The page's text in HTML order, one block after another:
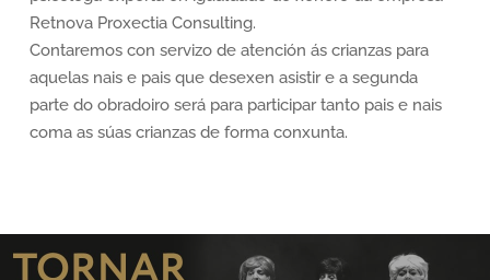
Retnova Proxectia Consulting.
Contaremos con servizo de atención ás crianzas para
aquelas nais e pais que desexen asistir e a segunda
parte do obradoiro será para participar tanto pais e nais
coma as súas crianzas de forma conxunta.